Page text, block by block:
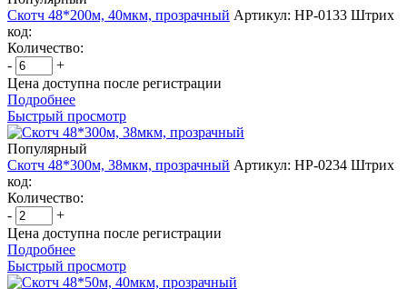
Скотч 48*200м, 40мкм, прозрачный Артикул: НР-0133 Штрих
код:
Количество:
-
+
Цена доступна после регистрации
Подробнее
Быстрый просмотр
Популярный
Скотч 48*300м, 38мкм, прозрачный Артикул: НР-0234 Штрих
код:
Количество:
-
+
Цена доступна после регистрации
Подробнее
Быстрый просмотр